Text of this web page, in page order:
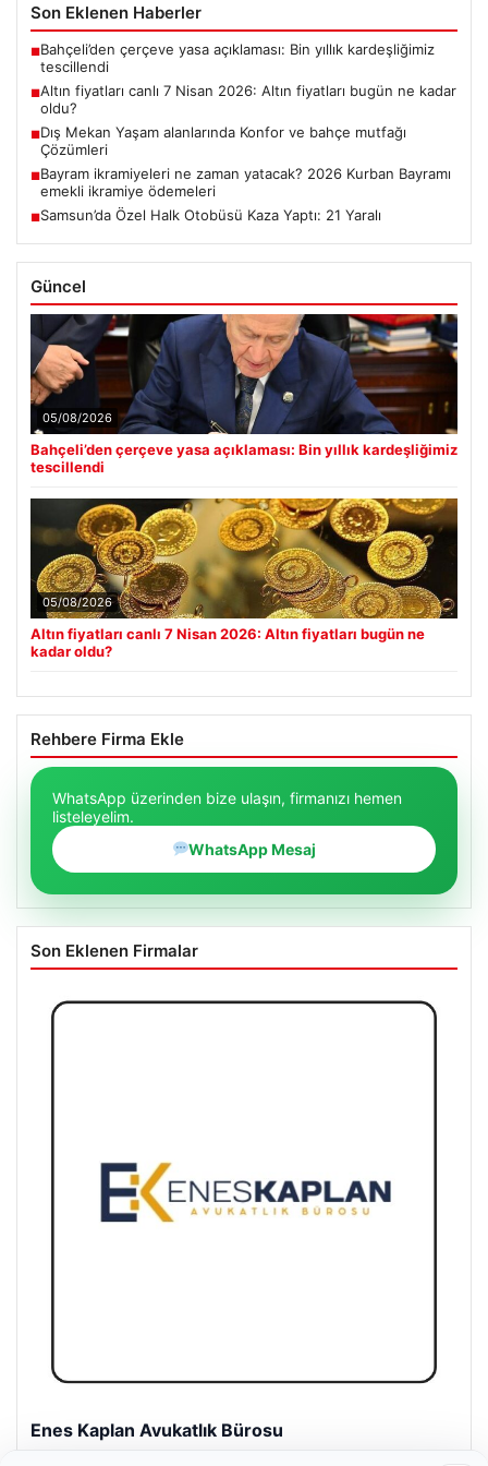
Son Eklenen Haberler
■Bahçeli’den çerçeve yasa açıklaması: Bin yıllık kardeşliğimiz
tescillendi
■Altın fiyatları canlı 7 Nisan 2026: Altın fiyatları bugün ne kadar
oldu?
■Dış Mekan Yaşam alanlarında Konfor ve bahçe mutfağı
Çözümleri
■Bayram ikramiyeleri ne zaman yatacak? 2026 Kurban Bayramı
emekli ikramiye ödemeleri
■Samsun’da Özel Halk Otobüsü Kaza Yaptı: 21 Yaralı
Güncel
05/08/2026
Bahçeli’den çerçeve yasa açıklaması: Bin yıllık kardeşliğimiz
tescillendi
05/08/2026
Altın fiyatları canlı 7 Nisan 2026: Altın fiyatları bugün ne
kadar oldu?
Rehbere Firma Ekle
WhatsApp üzerinden bize ulaşın, firmanızı hemen
listeleyelim.
WhatsApp Mesaj
Son Eklenen Firmalar
Enes Kaplan Avukatlık Bürosu